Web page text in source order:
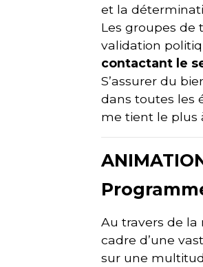
et la
Les groupes de
validation
contactant le
S’assurer du
dans toutes les
me tient le plus
Au travers de la
cadre d’une
sur une